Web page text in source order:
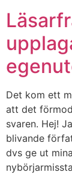
Det kom ett
att det
svaren. Hej!
blivande
dvs ge ut